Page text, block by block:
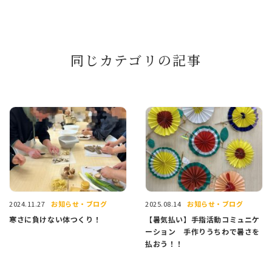
同じカテゴリの記事
2024.11.27 お知らせ・ブログ
寒さに負けない体つくり！
2025.08.14 お知らせ・ブログ
【暑気払い】手指活動コミュニケ
ーション 手作りうちわで暑さを
払おう！！